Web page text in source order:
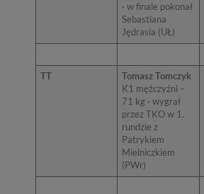
· w finale pokonał
Sebastiana
Jędrasia (UŁ)
TT
Tomasz Tomczyk
K1 mężczyźni –
71 kg · wygrał
przez TKO w 1.
rundzie z
Patrykiem
Mielniczkiem
(PWr)